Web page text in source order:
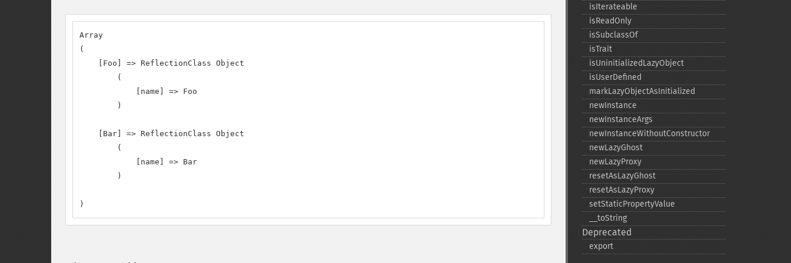
Array
(
    [Foo] => ReflectionClass Object
        (
            [name] => Foo
        )
    [Bar] => ReflectionClass Object
        (
            [name] => Bar
        )
)
isIterateable
isReadOnly
isSubclassOf
isTrait
isUninitializedLazyObject
isUserDefined
markLazyObjectAsInitialized
newInstance
newInstanceArgs
newInstanceWithoutConstructor
newLazyGhost
newLazyProxy
resetAsLazyGhost
resetAsLazyProxy
setStaticPropertyValue
_​_​toString
Deprecated
export